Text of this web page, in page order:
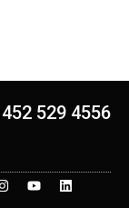
452 529 4556